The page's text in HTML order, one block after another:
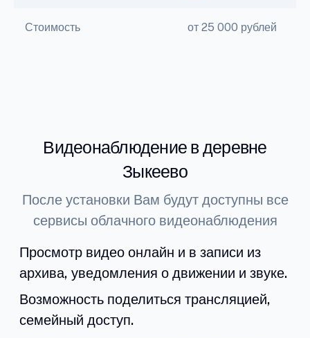
Стоимость от 25 000 рублей
Видеонаблюдение в деревне
Зыкеево
После установки Вам будут доступны все
сервисы облачного видеонаблюдения
Просмотр видео онлайн и в записи из
архива, уведомления о движении и звуке.
Возможность поделиться трансляцией,
семейный доступ.